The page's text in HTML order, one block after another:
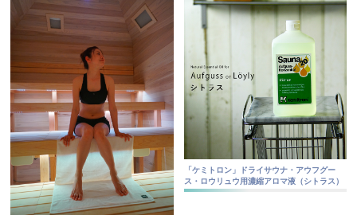
「ケミトロン」ドライサウナ・アウフグー
ス・ロウリュウ用濃縮アロマ液（シトラス）